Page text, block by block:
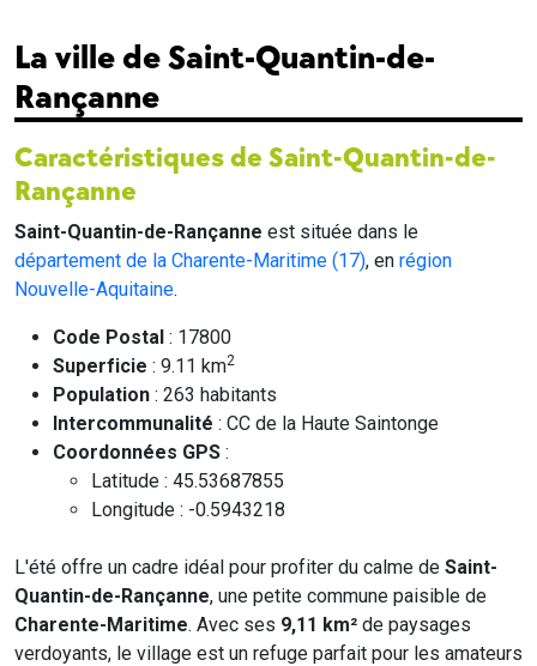
La ville de Saint-Quantin-de-
Rançanne
Caractéristiques de Saint-Quantin-de-
Rançanne
Saint-Quantin-de-Rançanne est située dans le
département de la Charente-Maritime (17), en région
Nouvelle-Aquitaine.
Code Postal : 17800
Superficie : 9.11 km2
Population : 263 habitants
Intercommunalité : CC de la Haute Saintonge
Coordonnées GPS :
Latitude : 45.53687855
Longitude : -0.5943218
L'été offre un cadre idéal pour profiter du calme de Saint-
Quantin-de-Rançanne, une petite commune paisible de
Charente-Maritime. Avec ses 9,11 km² de paysages
verdoyants, le village est un refuge parfait pour les amateurs